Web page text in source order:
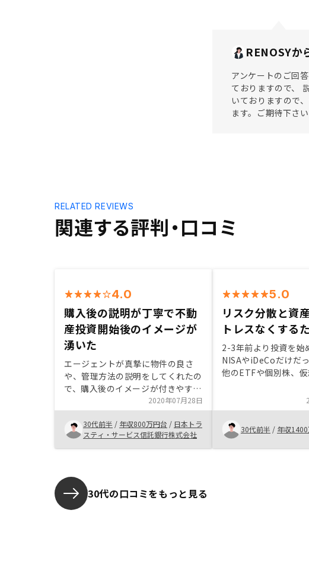
RENOSYか
アンケートのご回
ておりますので、
いておりますので
ます。ご期待下さい
関連する評判・口コミ
RELATED REVIEWS
4.0
購入後の説明が丁寧で不動
産投資開始後のイメージが
湧いた
エージェントが真摯に物件の良さ
や、管理方法の説明をしてくれたの
で、購入後のイメージが付きやすか
った。また、購入前においては状況
を逐一連絡してくれ、購入に向けた
意欲がついた。購入後の個々人に対
するアフターケアをもう少し手厚く
してほしい。定期的に資産状況の整
とより安心して物件の維持ができる
2020年07月28日
30代前半 / 年収800万円台 / 日本トラ
スティ・サービス信託銀行株式会社
5.0
リスク分散と資
トレスなくする
2-3年前より投資を始
NISAやiDeCoだけだ
他のETFや個別株、
トレスを感じるよう
な時に友人が不動産
とをきっかけに興味
前半の若さと余裕資金
にちょうどいいと思
30代前半 / 年収
30代の口コミをもっと見る